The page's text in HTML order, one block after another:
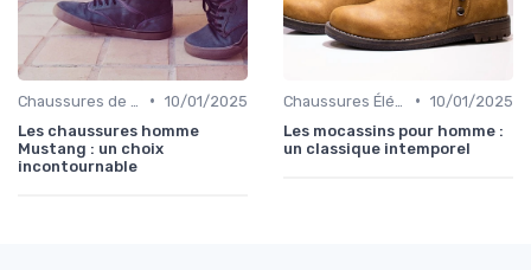
• 10/01/2025
Les chaussures homme
Mustang : un choix
incontournable
• 10/01/2025
Les mocassins pour homme :
un classique intemporel